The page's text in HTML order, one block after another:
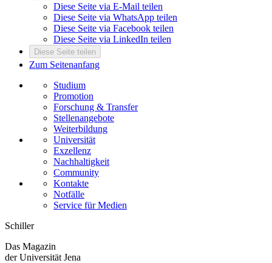
Diese Seite via E-Mail teilen
Diese Seite via WhatsApp teilen
Diese Seite via Facebook teilen
Diese Seite via LinkedIn teilen
Diese Seite teilen
Zum Seitenanfang
Studium
Promotion
Forschung & Transfer
Stellenangebote
Weiterbildung
Universität
Exzellenz
Nachhaltigkeit
Community
Kontakte
Notfälle
Service für Medien
Schiller
Das Magazin
der Universität Jena